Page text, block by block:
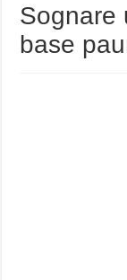
Sognare
base